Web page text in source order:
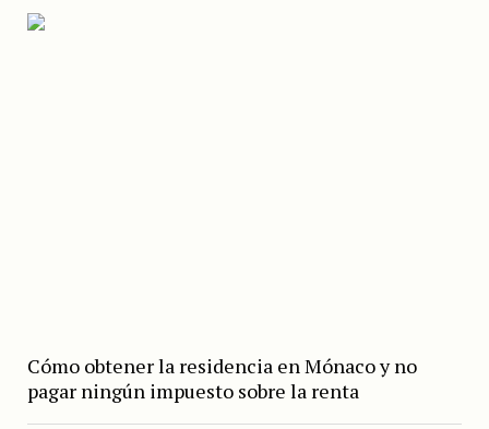
Cómo obtener la residencia en Mónaco y no
pagar ningún impuesto sobre la renta